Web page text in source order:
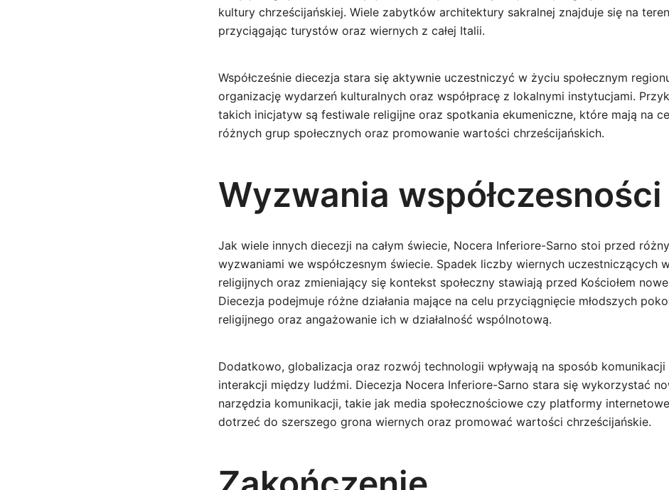
kultury chrześcijańskiej. Wiele zabytków architektury sakralnej znajduje się na
przyciągając turystów oraz wiernych z całej Italii.
Współcześnie diecezja stara się aktywnie uczestniczyć w życiu społecznym
organizację wydarzeń kulturalnych oraz współpracę z lokalnymi instytucjami.
takich inicjatyw są festiwale religijne oraz spotkania ekumeniczne, które mają na
różnych grup społecznych oraz promowanie wartości chrześcijańskich.
Wyzwania współczesności
Jak wiele innych diecezji na całym świecie, Nocera Inferiore-Sarno stoi przed
wyzwaniami we współczesnym świecie. Spadek liczby wiernych uczestniczących
religijnych oraz zmieniający się kontekst społeczny stawiają przed Kościołem
Diecezja podejmuje różne działania mające na celu przyciągnięcie młodszych
religijnego oraz angażowanie ich w działalność wspólnotową.
Dodatkowo, globalizacja oraz rozwój technologii wpływają na sposób komunikacji
interakcji między ludźmi. Diecezja Nocera Inferiore-Sarno stara się wykorzystać
narzędzia komunikacji, takie jak media społecznościowe czy platformy
dotrzeć do szerszego grona wiernych oraz promować wartości chrześcijańskie.